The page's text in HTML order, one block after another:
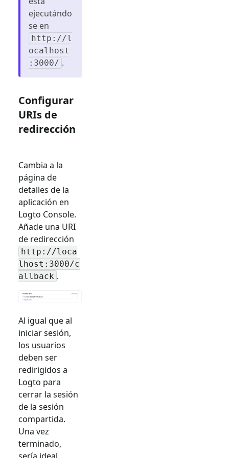
ejecutándo
se en
http://l
ocalhost
:3000/ .
Configurar
URIs de
redirección
Cambia a la
página de
detalles de la
aplicación en
Logto Console.
Añade una URI
de redirección
http://loca
lhost:3000/c
allback .
Al igual que al
iniciar sesión,
los usuarios
deben ser
redirigidos a
Logto para
cerrar la sesión
de la sesión
compartida.
Una vez
terminado,